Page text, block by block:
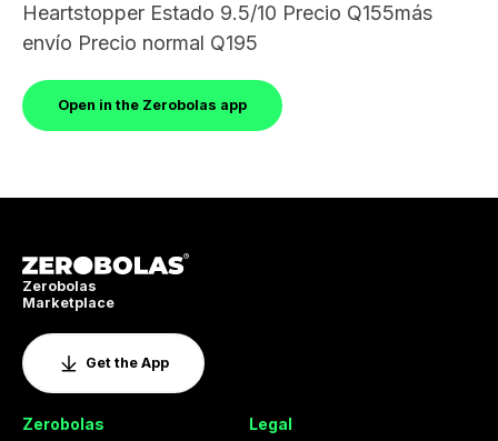
Heartstopper Estado 9.5/10 Precio Q155más
envío Precio normal Q195
Open in the Zerobolas app
Zerobolas
Marketplace
Get the App
Zerobolas Legal